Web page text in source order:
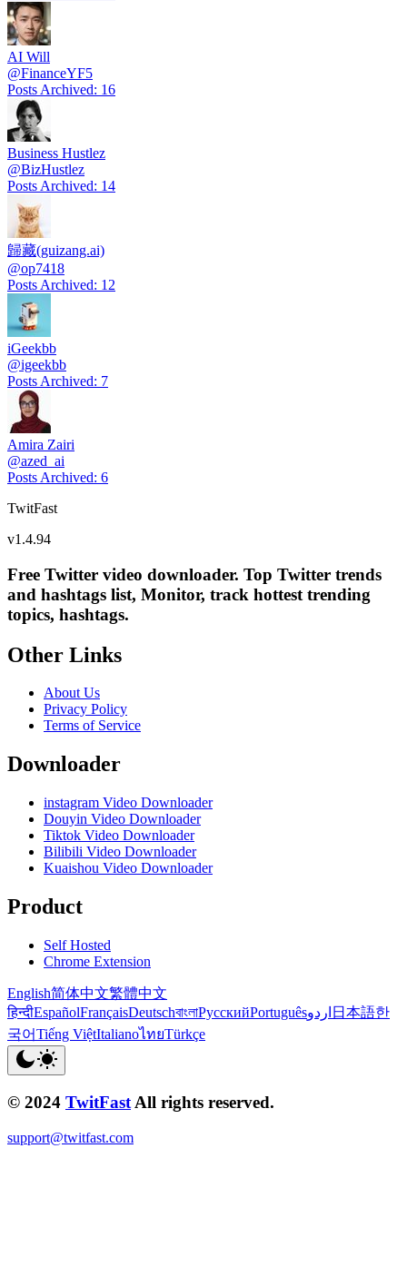
AI Will
@FinanceYF5
Posts Archived: 16
Business Hustlez
@BizHustlez
Posts Archived: 14
歸藏(guizang.ai)
@op7418
Posts Archived: 12
iGeekbb
@igeekbb
Posts Archived: 7
Amira Zairi
@azed_ai
Posts Archived: 6
TwitFast
v1.4.94
Free Twitter video downloader. Top Twitter trends
and hashtags list, Monitor, track hottest trending
topics, hashtags.
Other Links
About Us
Privacy Policy
Terms of Service
Downloader
instagram Video Downloader
Douyin Video Downloader
Tiktok Video Downloader
Bilibili Video Downloader
Kuaishou Video Downloader
Product
Self Hosted
Chrome Extension
English简体中文繁體中文
हिन्दीEspañolFrançaisDeutschবাংলাРусскийPortuguêsاردو 日本語한
국어Tiếng ViệtItalianoไทยTürkçe
© 2024 TwitFast All rights reserved.
support@twitfast.com